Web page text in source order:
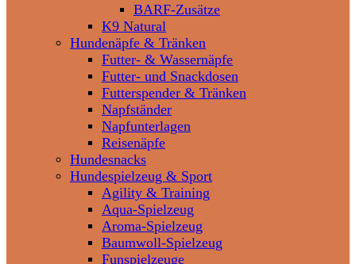
BARF-Zusätze
K9 Natural
Hundenäpfe & Tränken
Futter- & Wassernäpfe
Futter- und Snackdosen
Futterspender & Tränken
Napfständer
Napfunterlagen
Reisenäpfe
Hundesnacks
Hundespielzeug & Sport
Agility & Training
Aqua-Spielzeug
Aroma-Spielzeug
Baumwoll-Spielzeug
Funspielzeuge